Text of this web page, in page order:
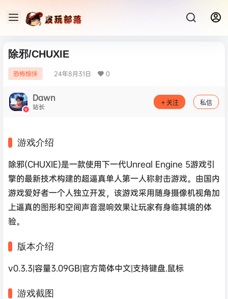
除邪/CHUXIE
恐怖惊悚 24年8月31日 0
Dawn
站长 关注 私信
游戏介绍
除邪(CHUXIE)是一款使用下一代Unreal Engine 5游戏引
擎的最新技术构建的超逼真单人第一人称射击游戏。由国内
游戏爱好者一个人独立开发，该游戏采用随身摄像机视角加
上逼真的图形和空间声音混响效果让玩家有身临其境的体
验。
版本介绍
v0.3.3|容量3.09GB|官方简体中文|支持键盘.鼠标
游戏截图